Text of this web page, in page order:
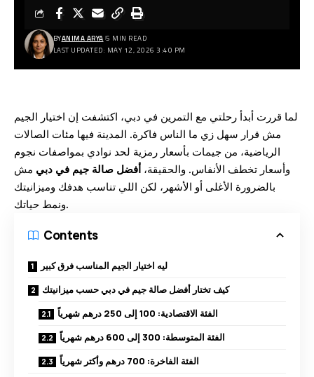
LAST UPDATED: MAY 12, 2026 3:40 PM
BYANIMA ARYA 5 MIN READ
لما قررت أبدأ رحلتي مع التمرين في دبي، اكتشفت إن اختيار الجيم
مش قرار سهل زي ما الناس فاكرة. المدينة فيها مئات الصالات
الرياضية، من جيمات بأسعار رمزية لحد نوادي بمواصفات نجوم
وأسعار تخطف الأنفاس. والحقيقة، أفضل صالة جيم في دبي مش
بالضرورة الأغلى أو الأشهر، لكن اللي تناسب هدفك وميزانيتك
ونمط حياتك.
Contents
ليه اختيار الجيم المناسب فرق كبير
كيف تختار أفضل صالة جيم في دبي حسب ميزانيتك
الفئة الاقتصادية: 100 إلى 250 درهم شهرياً
الفئة المتوسطة: 300 إلى 600 درهم شهرياً
الفئة الفاخرة: 700 درهم وأكتر شهرياً